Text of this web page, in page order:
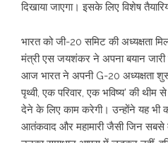
दिखाया जाएगा। इसके लिए विशेष
भारत को जी-20 समिट की अध्यक्षता
मंत्री एस जयशंकर ने अपना बयान जारी
आज भारत ने अपनी G-20 अध्यक्षता
पृथ्वी, एक परिवार, एक भविष्य’ की थीम
देने के लिए काम करेगी। उन्होंने यह भी
आतंकवाद और महामारी जैसी जिन सबसे